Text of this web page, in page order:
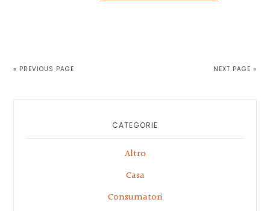
« PREVIOUS PAGE NEXT PAGE »
CATEGORIE
Altro
Casa
Consumatori